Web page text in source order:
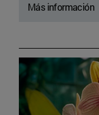
Más información